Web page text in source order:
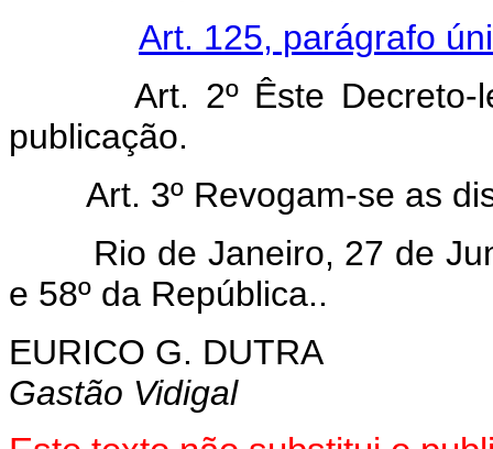
Art. 125, parágrafo
Art. 2º Êste
publicação.
Art. 3º Revogam-se as
Rio de Janeiro, 27 de
e 58º da República..
EURICO G. DUTRA
Gastão Vidigal